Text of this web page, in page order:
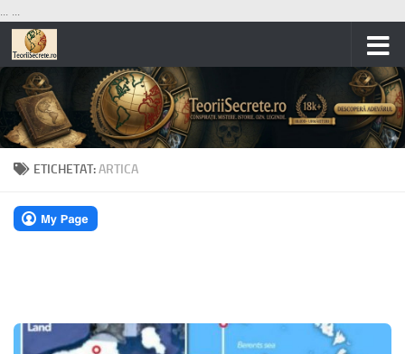
... ...
Skip to content
ETICHETAT:ARTICA